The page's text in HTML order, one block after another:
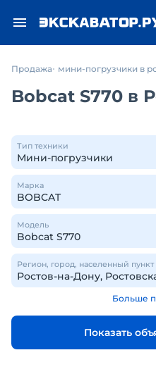
Продажа мини-погрузчики в
Bobcat S770 в
Тип техники
Марка
Модель
Регион, город, населенный пункт
Больше
Показать